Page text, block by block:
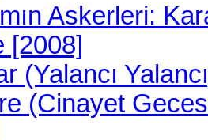
Askerleri:
[2008]
(Yalancı
(Cinayet